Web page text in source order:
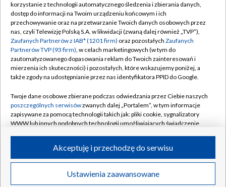
TVP
Abonament TVP
Emisja w TVP
Centrum informacji TVP
Naziemna Telewizja Cyfrowa
Rada Programowa
System NOS
Informacje o nadawcy
Program dla prasy
Ogłoszenie przetargowe
Regulamin TVP
Polityka prywatności
Moje zgody
Pomoc
Kontakt
Kanały
©2026 Telewizja Polska S.A. w likwidacji
korzystanie z technologii automatycznego śledzenia i zbierania danych,
dostęp do informacji na Twoim urządzeniu końcowym i ich
przechowywanie oraz na przetwarzanie Twoich danych osobowych przez
nas, czyli Telewizję Polską S.A. w likwidacji (zwaną dalej również „TVP”),
Zaufanych Partnerów z IAB* (1201 firm) oraz pozostałych Zaufanych
Partnerów TVP (93 firm), w celach marketingowych (w tym do
zautomatyzowanego dopasowania reklam do Twoich zainteresowań i
mierzenia ich skuteczności) i pozostałych, które wskazujemy poniżej, a
także zgody na udostępnianie przez nas identyfikatora PPID do Google.
Twoje dane osobowe zbierane podczas odwiedzania przez Ciebie naszych
poszczególnych serwisówzwanych dalej „Portalem”, w tym informacje
zapisywane za pomocą technologii takich jak: pliki cookie, sygnalizatory
WWW lub innych podobnych technologii umożliwiających świadczenie
ruchu w Internecie.
Twoje dane osobowe zbierane podczas odwiedzania przez Ciebie
poszczególnych serwisówna Portalu, takie jak adresy IP, identyfikatory
Ustawienia zaawansowane
Akceptuję i przechodzę do serwisu